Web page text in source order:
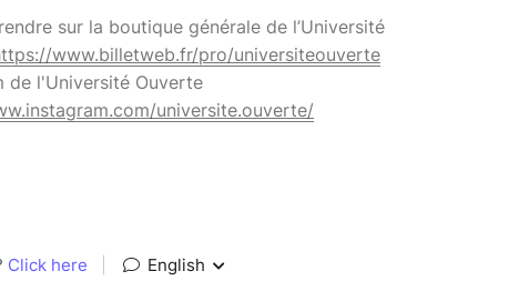
sur la boutique générale de l’Université
www.billetweb.fr/pro/universiteouverte
de l'Université Ouverte
universite.ouverte/